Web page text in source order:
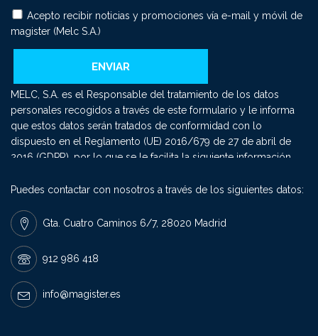
Acepto recibir noticias y promociones vía e-mail y móvil de
magister (Melc S.A.)
MELC, S.A. es el Responsable del tratamiento de los datos
personales recogidos a través de este formulario y le informa
que estos datos serán tratados de conformidad con lo
dispuesto en el Reglamento (UE) 2016/679 de 27 de abril de
2016 (GDPR), por lo que se le facilita la siguiente información
comercial y el envío de comunicaciones sobre nuestros
se conservarán mientras exista un interés mutuo para mantener
el fin del tratamiento y cuando ya no sea necesario para tal fin,
se suprimirán con medidas de seguridad adecuadas para
garantizar la seudonimización de los datos o la destrucción
total de los mismos. Derechos que asisten: Derecho a retirar el
consentimiento en cualquier momento. Derecho de acceso,
Puedes contactar con nosotros a través de los siguientes datos:
Gta. Cuatro Caminos 6/7, 28020 Madrid
912 986 418
info@magister.es